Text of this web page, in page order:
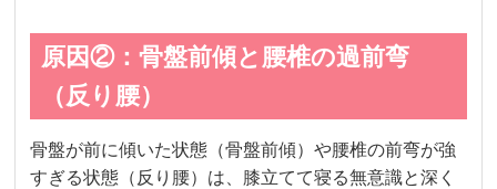
原因②：骨盤前傾と腰椎の過前弯
（反り腰）
骨盤が前に傾いた状態（骨盤前傾）や腰椎の前弯が強
すぎる状態（反り腰）は、膝立てて寝る無意識と深く